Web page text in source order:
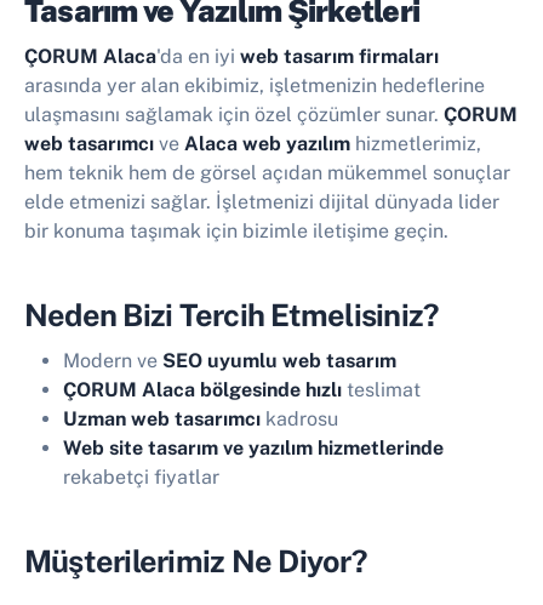
Tasarım ve Yazılım Şirketleri
ÇORUM Alaca'da en iyi web tasarım firmaları
arasında yer alan ekibimiz, işletmenizin hedeflerine
ulaşmasını sağlamak için özel çözümler sunar. ÇORUM
web tasarımcı ve Alaca web yazılım hizmetlerimiz,
hem teknik hem de görsel açıdan mükemmel sonuçlar
elde etmenizi sağlar. İşletmenizi dijital dünyada lider
bir konuma taşımak için bizimle iletişime geçin.
Neden Bizi Tercih Etmelisiniz?
Modern ve SEO uyumlu web tasarım
ÇORUM Alaca bölgesinde hızlı teslimat
Uzman web tasarımcı kadrosu
Web site tasarım ve yazılım hizmetlerinde
rekabetçi fiyatlar
Müşterilerimiz Ne Diyor?